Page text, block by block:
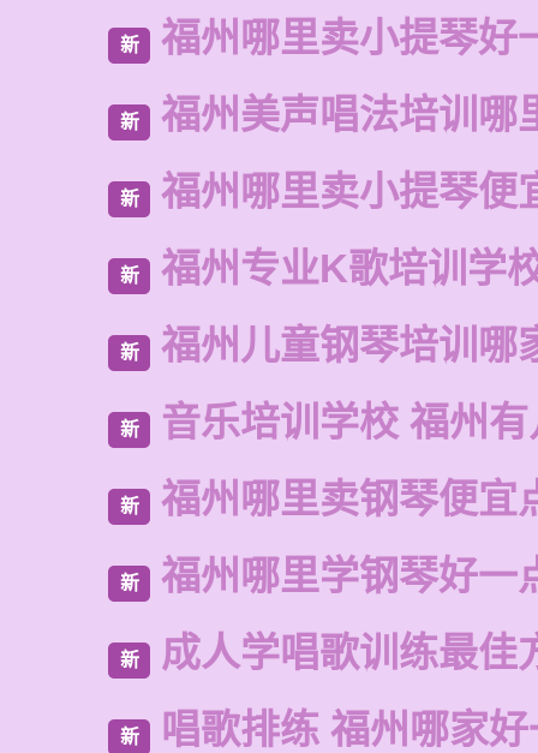
新 福州哪里卖小提琴好
新 福州美声唱法培训哪
新 福州哪里卖小提琴便
新 福州专业K歌培训学
新 福州儿童钢琴培训哪
新 音乐培训学校 福州
新 福州哪里卖钢琴便宜
新 福州哪里学钢琴好一
新 成人学唱歌训练最佳
新 唱歌排练 福州哪家